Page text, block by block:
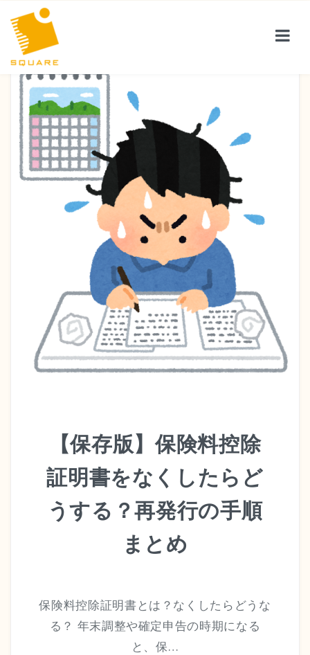
サービス紹介
お客様の声
サイトマップ
【保存版】保険料控除
証明書をなくしたらど
うする？再発行の手順
まとめ
保険料控除証明書とは？なくしたらどうな
る？ 年末調整や確定申告の時期になる
と、保…